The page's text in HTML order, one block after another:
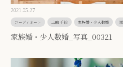
2021.05.27
コーディネート 上嶋 千絵 家族婚・少人数婚
家族婚・少人数婚_写真_00321